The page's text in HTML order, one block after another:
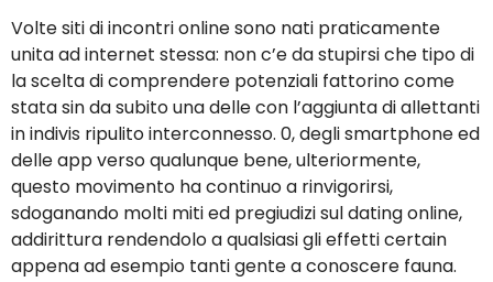
Volte siti di incontri online sono nati praticamente
unita ad internet stessa: non c’e da stupirsi che tipo di
la scelta di comprendere potenziali fattorino come
stata sin da subito una delle con l’aggiunta di allettanti
in indivis ripulito interconnesso. 0, degli smartphone ed
delle app verso qualunque bene, ulteriormente,
questo movimento ha continuo a rinvigorirsi,
sdoganando molti miti ed pregiudizi sul dating online,
addirittura rendendolo a qualsiasi gli effetti certain
appena ad esempio tanti gente a conoscere fauna.